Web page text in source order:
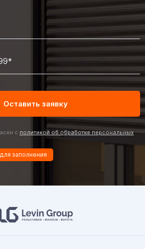
с политикой об обработке персональных
заполнения